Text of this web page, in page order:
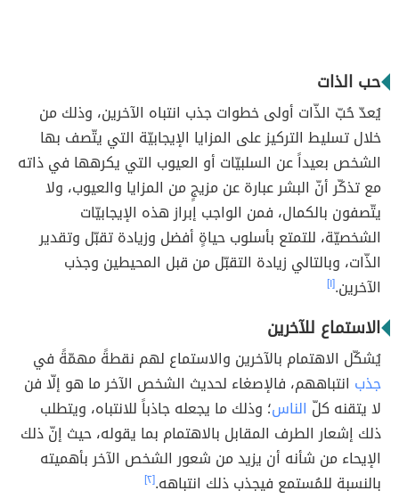
حب الذات
يُعدّ حُبّ الذّات أولى خطوات جذب انتباه الآخرين، وذلك من
خلال تسليط التركيز على المزايا الإيجابيّة التي يتّصف بها
الشخص بعيداً عن السلبيّات أو العيوب التي يكرهها في ذاته
مع تذكّر أنّ البشر عبارة عن مزيجٍ من المزايا والعيوب، ولا
يتّصفون بالكمال، فمن الواجب إبراز هذه الإيجابيّات
الشخصيّة، للتمتع بأسلوب حياةٍ أفضل وزيادة تقبّل وتقدير
الذّات، وبالتالي زيادة التقبّل من قبل المحيطين وجذب
الآخرين.[١]
الاستماع للآخرين
يُشكّل الاهتمام بالآخرين والاستماع لهم نقطةً مهمّةً في
جذب انتباههم، فالإصغاء لحديث الشخص الآخر ما هو إلّا فن
لا يتقنه كلّ الناس؛ وذلك ما يجعله جاذباً للانتباه، ويتطلب
ذلك إشعار الطرف المقابل بالاهتمام بما يقوله، حيث إنّ ذلك
الإيحاء من شأنه أن يزيد من شعور الشخص الآخر بأهميته
بالنسبة للمُستمع فيجذب ذلك انتباهه.[٢]